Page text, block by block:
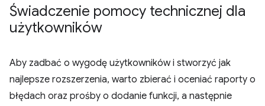
Świadczenie pomocy technicznej dla
użytkowników
Aby zadbać o wygodę użytkowników i stworzyć jak
najlepsze rozszerzenia, warto zbierać i oceniać raporty o
błędach oraz prośby o dodanie funkcji, a następnie